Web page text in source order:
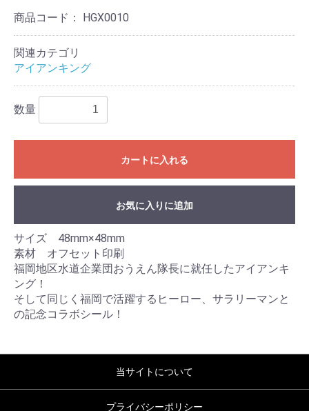
商品コード： HGX0010
関連カテゴリ
アイアンキング
数量
カートに入れる
お気に入りに追加
サイズ 48mm×48mm
素材 オフセット印刷
福岡地区水道企業団おうえん隊長に就任したアイアンキ
ング！
そして同じく福岡で活躍するヒーロー、サラリーマンと
の記念コラボシール！
当サイトについて
プライバシーポリシー